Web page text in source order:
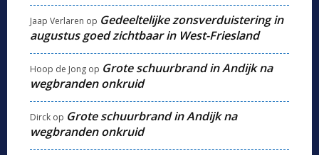
Jaap Verlaren op Gedeeltelijke zonsverduistering in
augustus goed zichtbaar in West-Friesland
Hoop de Jong op Grote schuurbrand in Andijk na
wegbranden onkruid
Dirck op Grote schuurbrand in Andijk na
wegbranden onkruid